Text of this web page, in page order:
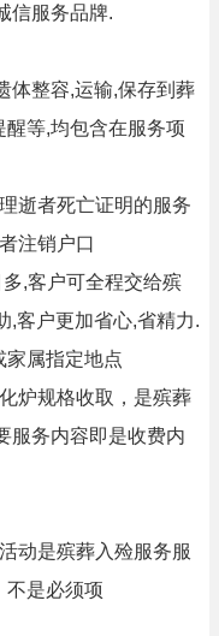
信服务品牌.
体整容,运输,保存到葬
等,均包含在服务项
逝者死亡证明的服务
注销户口
,客户可全程交给殡
,客户更加省心,省精力.
家属指定地点
炉规格收取，是殡葬
服务内容即是收费内
动是殡葬入殓服务服
不是必须项